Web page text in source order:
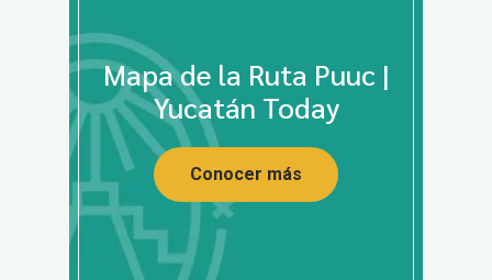
Mapa de la Ruta Puuc |
Yucatán Today
Conocer más